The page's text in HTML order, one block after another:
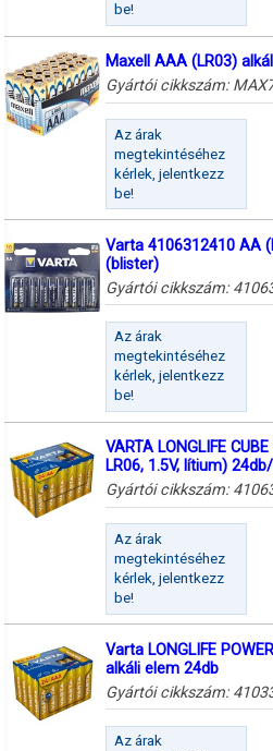
be!
Maxell AAA (LR03)
Gyártói cikkszám:
Az árak
megtekintéséhez
kérlek, jelentkezz
be!
Varta 4106312410 AA
(blister)
Gyártói cikkszám:
Az árak
megtekintéséhez
kérlek, jelentkezz
be!
VARTA LONGLIFE
LR06, 1.5V, lítium)
Gyártói cikkszám:
Az árak
megtekintéséhez
kérlek, jelentkezz
be!
Varta LONGLIFE
alkáli elem 24db
Gyártói cikkszám:
Az árak